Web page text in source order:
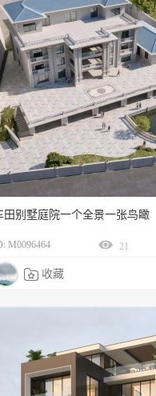
田别墅庭院一个全景一张鸟瞰
M0096464 21
 收藏